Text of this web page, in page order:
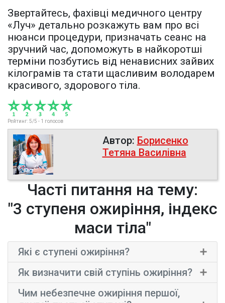
Звертайтесь, фахівці медичного центру
«Луч» детально розкажуть вам про всі
нюанси процедури, призначать сеанс на
зручний час, допоможуть в найкоротші
терміни позбутись від ненависних зайвих
кілограмів та стати щасливим володарем
красивого, здорового тіла.
Рейтинг:5/5 - 1 голосов
Автор: Борисенко
Тетяна Василівна
Часті питання на тему:
"3 ступеня ожиріння, індекс
маси тіла"
Які є ступені ожиріння? ×
Як визначити свій ступінь ожиріння? ×
Чим небезпечне ожиріння першої,